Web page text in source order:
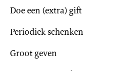
Doe een (extra) gift
Periodiek schenken
Groot geven